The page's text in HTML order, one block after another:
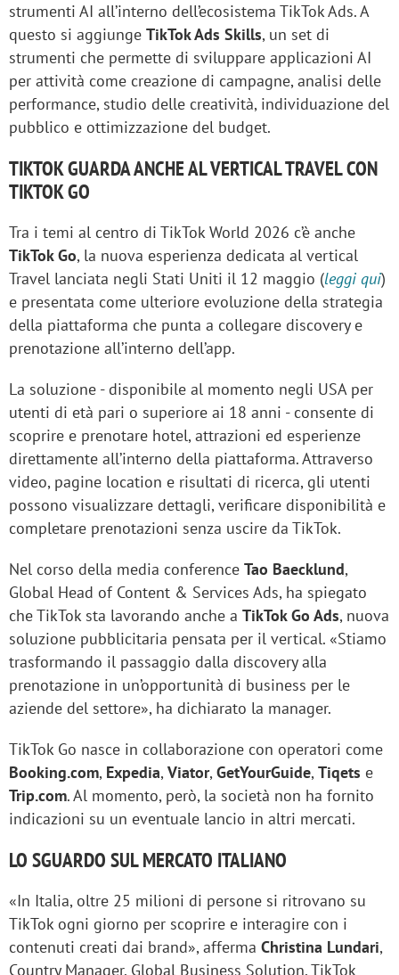
strumenti AI all’interno dell’ecosistema TikTok Ads. A
questo si aggiunge TikTok Ads Skills, un set di
strumenti che permette di sviluppare applicazioni AI
per attività come creazione di campagne, analisi delle
performance, studio delle creatività, individuazione del
pubblico e ottimizzazione del budget.
TIKTOK GUARDA ANCHE AL VERTICAL TRAVEL CON
TIKTOK GO
Tra i temi al centro di TikTok World 2026 c’è anche
TikTok Go, la nuova esperienza dedicata al vertical
Travel lanciata negli Stati Uniti il 12 maggio (leggi qui)
e presentata come ulteriore evoluzione della strategia
della piattaforma che punta a collegare discovery e
prenotazione all’interno dell’app.
La soluzione - disponibile al momento negli USA per
utenti di età pari o superiore ai 18 anni - consente di
scoprire e prenotare hotel, attrazioni ed esperienze
direttamente all’interno della piattaforma. Attraverso
video, pagine location e risultati di ricerca, gli utenti
possono visualizzare dettagli, verificare disponibilità e
completare prenotazioni senza uscire da TikTok.
Nel corso della media conference Tao Baecklund,
Global Head of Content & Services Ads, ha spiegato
che TikTok sta lavorando anche a TikTok Go Ads, nuova
soluzione pubblicitaria pensata per il vertical. «Stiamo
trasformando il passaggio dalla discovery alla
prenotazione in un’opportunità di business per le
aziende del settore», ha dichiarato la manager.
TikTok Go nasce in collaborazione con operatori come
Booking.com, Expedia,Viator,GetYourGuide,Tiqets e
Trip.com. Al momento, però, la società non ha fornito
indicazioni su un eventuale lancio in altri mercati.
LO SGUARDO SUL MERCATO ITALIANO
«In Italia, oltre 25 milioni di persone si ritrovano su
TikTok ogni giorno per scoprire e interagire con i
contenuti creati dai brand», afferma Christina Lundari,
Country Manager, Global Business Solution, TikTok